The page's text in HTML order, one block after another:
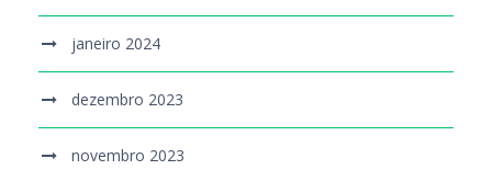
janeiro 2024
dezembro 2023
novembro 2023